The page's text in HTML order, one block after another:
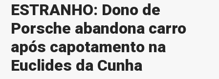
ESTRANHO: Dono de
Porsche abandona carro
após capotamento na
Euclides da Cunha